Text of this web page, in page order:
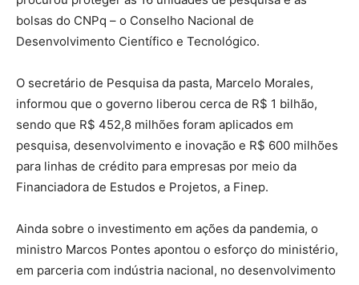
bolsas do CNPq – o Conselho Nacional de
Desenvolvimento Científico e Tecnológico.
O secretário de Pesquisa da pasta, Marcelo Morales,
informou que o governo liberou cerca de R$ 1 bilhão,
sendo que R$ 452,8 milhões foram aplicados em
pesquisa, desenvolvimento e inovação e R$ 600 milhões
para linhas de crédito para empresas por meio da
Financiadora de Estudos e Projetos, a Finep.
Ainda sobre o investimento em ações da pandemia, o
ministro Marcos Pontes apontou o esforço do ministério,
em parceria com indústria nacional, no desenvolvimento